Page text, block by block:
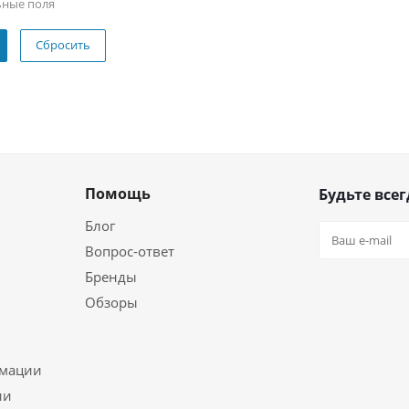
поля
Сбросить
Помощь
Блог
Вопрос-ответ
Бренды
Обзоры
Будьте